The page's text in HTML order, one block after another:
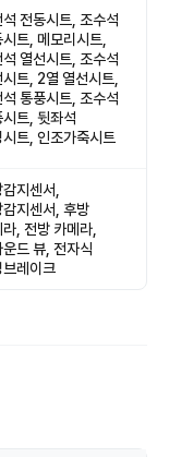
석 전동시트, 조수석
트, 메모리시트,
석 열선시트, 조수석
시트, 2열 열선시트,
석 통풍시트, 조수석
시트, 뒷좌석
시트, 인조가죽시트
지센서,
감지센서, 후방
라, 전방 카메라,
드 뷰, 전자식
브레이크